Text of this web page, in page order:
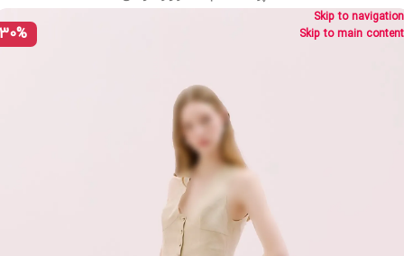
Skip to navigation
Skip to main content
30%